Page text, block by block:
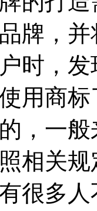
牌，
时，
用商
，一
相关
很多